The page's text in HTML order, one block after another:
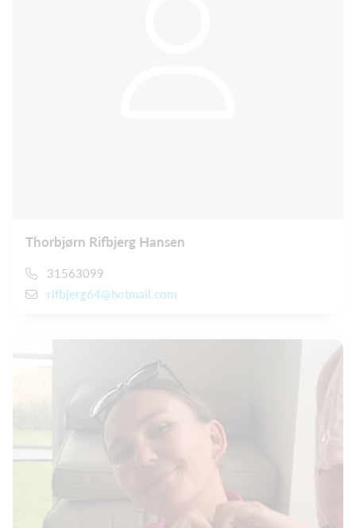
Thorbjørn Rifbjerg Hansen
31563099
rifbjerg64@hotmail.com